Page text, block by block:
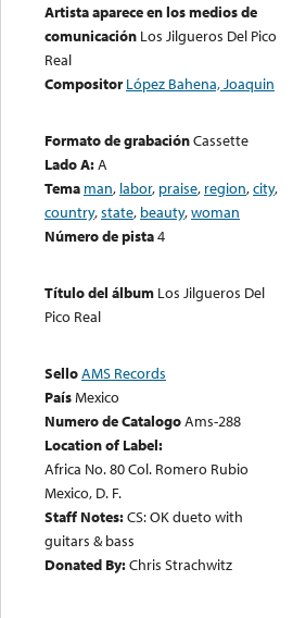
Artista aparece en los medios de
comunicación Los Jilgueros Del Pico
Real
Compositor López Bahena, Joaquin
Formato de grabaciónCassette
Lado A:A
Tema man, labor, praise, region,city,
country,state, beauty,woman
Número de pista4
Título del álbum Los Jilgueros Del
Pico Real
SelloAMS Records
PaísMexico
Numero de CatalogoAms-288
Location of Label:
Africa No. 80 Col. Romero Rubio
Mexico, D. F.
Staff Notes:CS: OK dueto with
guitars & bass
Donated By:Chris Strachwitz